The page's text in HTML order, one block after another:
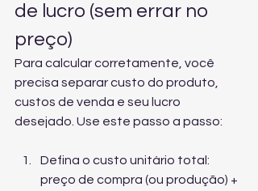
de lucro (sem errar no
preço)
Para calcular corretamente, você
precisa separar custo do produto,
custos de venda e seu lucro
desejado. Use este passo a passo:
Defina o custo unitário total:
preço de compra (ou produção) +